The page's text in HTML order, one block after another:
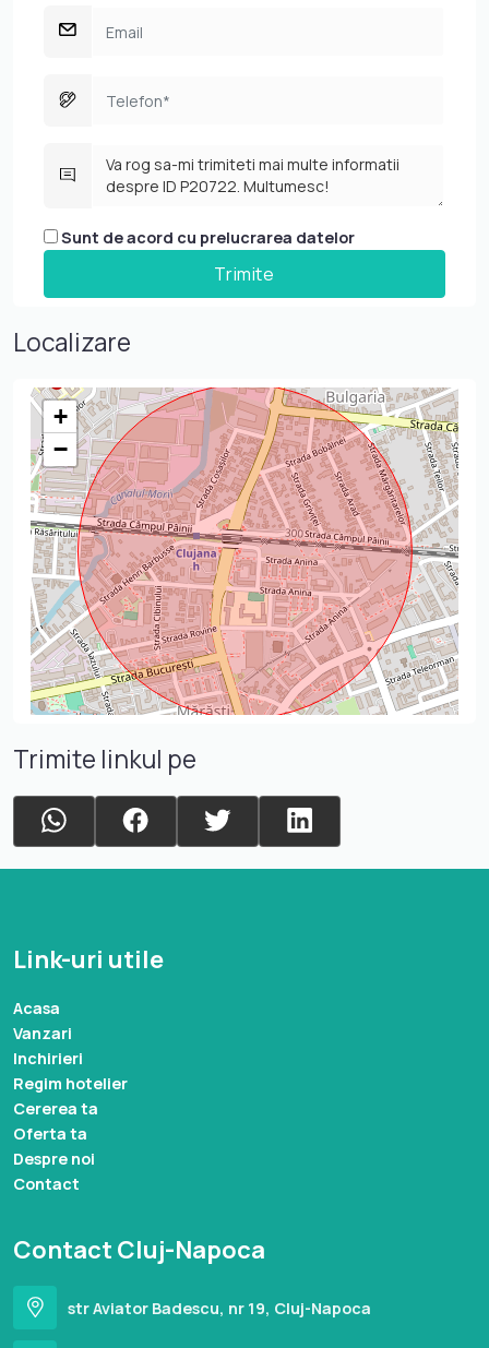
Sunt de acord cu prelucrarea datelor
Localizare
+
−
Trimite linkul pe
Link-uri utile
Acasa
Vanzari
Inchirieri
Regim hotelier
Cererea ta
Oferta ta
Despre noi
Contact
Contact Cluj-Napoca
str Aviator Badescu, nr 19, Cluj-Napoca